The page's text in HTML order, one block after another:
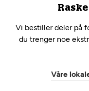
Vi bestiller deler på
du trenger noe
Våre